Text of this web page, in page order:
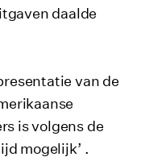
daalde
van de
is volgens de
mogelijk’ .